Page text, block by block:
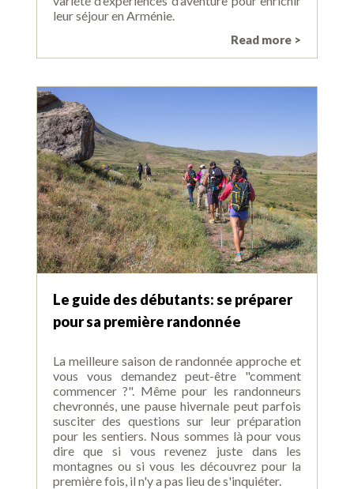
leur séjour en Arménie.
Read more >
Le guide des débutants: se préparer
pour sa première randonnée
La meilleure saison de randonnée approche et
vous vous demandez peut-être "comment
commencer ?". Même pour les randonneurs
chevronnés, une pause hivernale peut parfois
susciter des questions sur leur préparation
pour les sentiers. Nous sommes là pour vous
dire que si vous revenez juste dans les
montagnes ou si vous les découvrez pour la
première fois, il n'y a pas lieu de s'inquiéter.